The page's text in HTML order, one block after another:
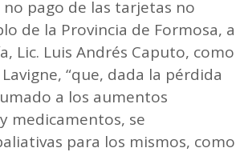
pago de las tarjetas no
de la Provincia de Formosa, a
Lic. Luis Andrés Caputo, como
“que, dada la pérdida
a los aumentos
medicamentos, se
para los mismos, como